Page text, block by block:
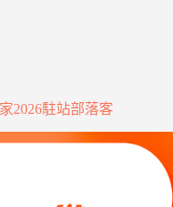
2026駐站部落客